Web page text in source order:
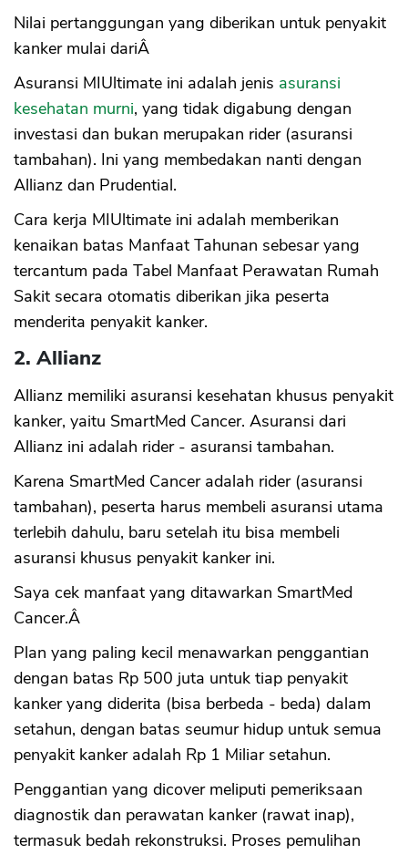
Nilai pertanggungan yang diberikan untuk penyakit
kanker mulai dariÂ
Asuransi MIUltimate ini adalah jenis asuransi
kesehatan murni, yang tidak digabung dengan
investasi dan bukan merupakan rider (asuransi
tambahan). Ini yang membedakan nanti dengan
Allianz dan Prudential.
Cara kerja MIUltimate ini adalah memberikan
kenaikan batas Manfaat Tahunan sebesar yang
tercantum pada Tabel Manfaat Perawatan Rumah
Sakit secara otomatis diberikan jika peserta
menderita penyakit kanker.
2. Allianz
Allianz memiliki asuransi kesehatan khusus penyakit
kanker, yaitu SmartMed Cancer. Asuransi dari
Allianz ini adalah rider - asuransi tambahan.
Karena SmartMed Cancer adalah rider (asuransi
tambahan), peserta harus membeli asuransi utama
terlebih dahulu, baru setelah itu bisa membeli
asuransi khusus penyakit kanker ini.
Saya cek manfaat yang ditawarkan SmartMed
Cancer.Â
Plan yang paling kecil menawarkan penggantian
dengan batas Rp 500 juta untuk tiap penyakit
kanker yang diderita (bisa berbeda - beda) dalam
setahun, dengan batas seumur hidup untuk semua
penyakit kanker adalah Rp 1 Miliar setahun.
Penggantian yang dicover meliputi pemeriksaan
diagnostik dan perawatan kanker (rawat inap),
termasuk bedah rekonstruksi. Proses pemulihan